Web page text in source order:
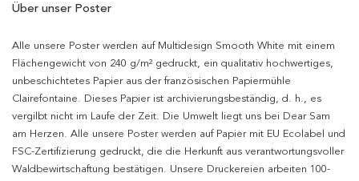
Über unser Poster
Alle unsere Poster werden auf Multidesign Smooth White mit einem
Flächengewicht von 240 g/m² gedruckt, ein qualitativ hochwertiges,
unbeschichtetes Papier aus der französischen Papiermühle
Clairefontaine. Dieses Papier ist archivierungsbeständig, d. h., es
vergilbt nicht im Laufe der Zeit. Die Umwelt liegt uns bei Dear Sam
am Herzen. Alle unsere Poster werden auf Papier mit EU Ecolabel und
FSC-Zertifizierung gedruckt, die die Herkunft aus verantwortungsvoller
Waldbewirtschaftung bestätigen. Unsere Druckereien arbeiten 100-